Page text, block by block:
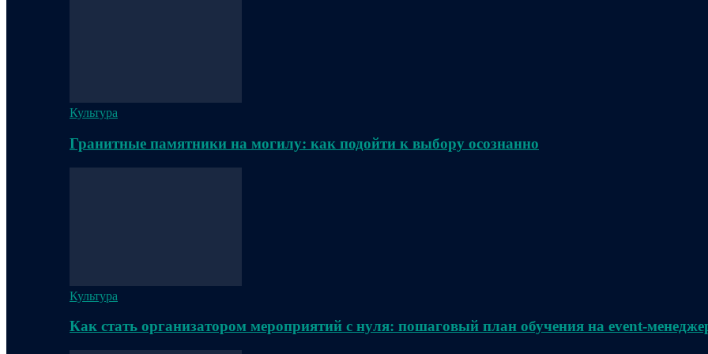
Культура
Гранитные памятники на могилу: как подойти к выбору осознанно
Культура
Как стать организатором мероприятий с нуля: пошаговый план обучения на event-